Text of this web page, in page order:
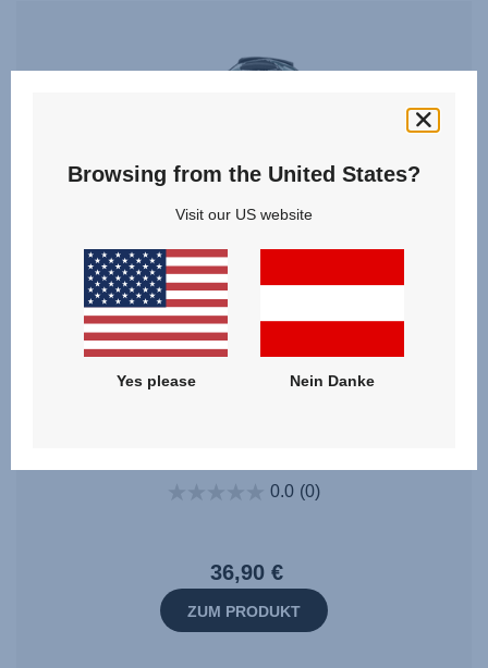
0.0 (0)
36,90 €
ZUM PRODUKT
Browsing from the United States?
Visit our US website
Yes please Nein Danke